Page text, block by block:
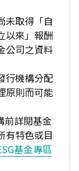
未取得「自
以來」報酬
公司之資料
行機構分配
原則而可能
前詳閱基金
有特色或目
基金專區